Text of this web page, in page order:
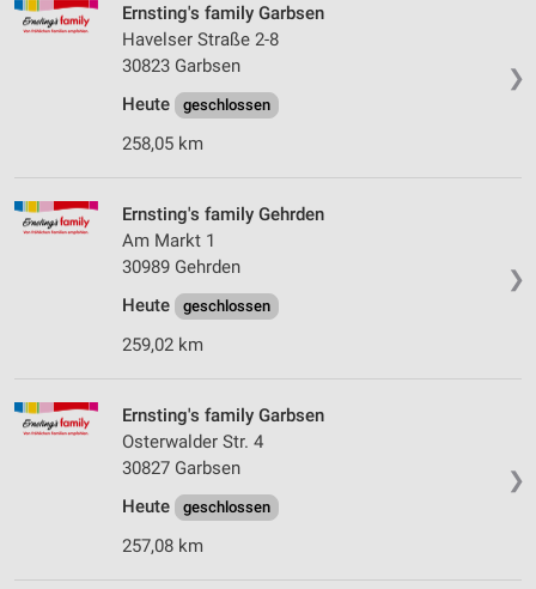
❯
Ernsting's family Garbsen
Havelser Straße 2-8
30823 Garbsen
Heute
geschlossen
258,05 km
❯
Ernsting's family Gehrden
Am Markt 1
30989 Gehrden
Heute
geschlossen
259,02 km
❯
Ernsting's family Garbsen
Osterwalder Str. 4
30827 Garbsen
Heute
geschlossen
257,08 km
Verwendung reduzierter Daten zur Auswahl von
Werbeanzeigen
Erstellung von Profilen für personalisierte
Erstellung von Profilen zur Personalisierung
von Inhalten
Verwendung von Profilen zur Auswahl
Messung der Performance von Inhalten
Analyse von Zielgruppen durch Statistiken oder
Kombinationen von Daten aus verschiedenen